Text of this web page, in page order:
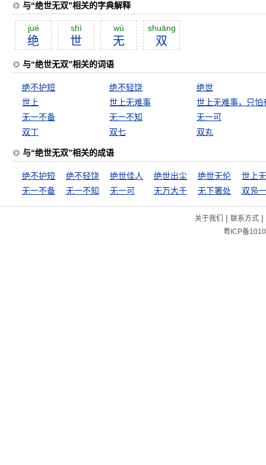
与“绝世无双”相关的字典解释
jué
绝
shì
世
wú
无
shuāng
双
与“绝世无双”相关的词语
绝不护短 绝不轻饶
绝世
世上
世上无难事
无一不备
无一不知
无一可
双丁
双七 双丸
与“绝世无双”相关的成语
绝不护短 绝不轻饶 绝世佳人 绝世出尘
绝世无伦
无一不备
无一不知 无一可 无万大千 无下箸处 双凫
关于我们 | 联系方式|
粤ICP备